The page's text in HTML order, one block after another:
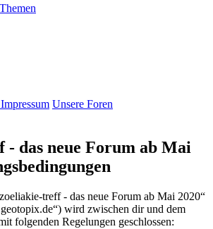
Unsere Foren
- das neue Forum ab Mai
treff - das neue Forum ab Mai 2020“
wird zwischen dir und dem
folgenden Regelungen geschlossen: